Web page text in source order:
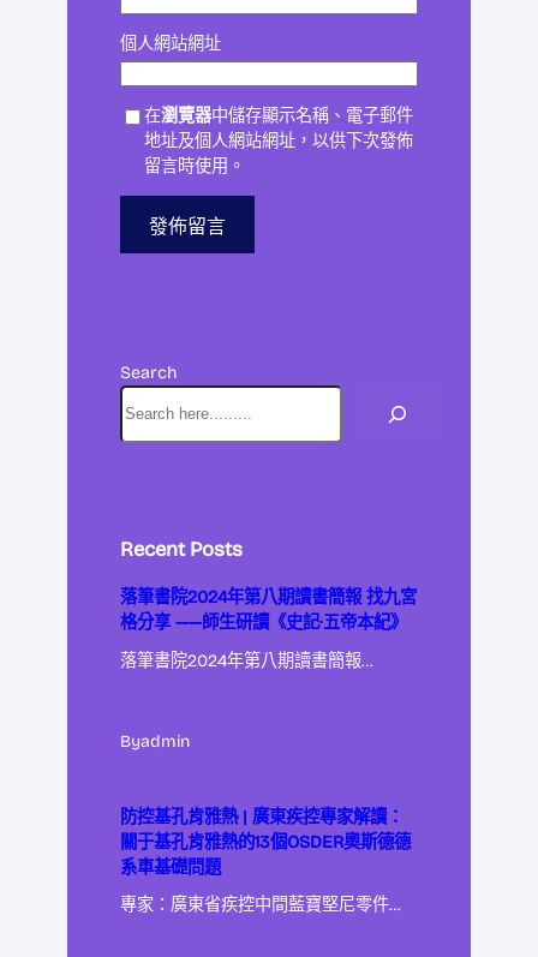
個人網站網址
在瀏覽器中儲存顯示名稱、電子郵件
地址及個人網站網址，以供下次發佈
留言時使用。
Search
Recent Posts
落筆書院2024年第八期讀書簡報 找九宮
格分享 ——師生研讀《史記·五帝本紀》
落筆書院2024年第八期讀書簡報…
Byadmin
防控基孔肯雅熱 | 廣東疾控專家解讀：
關于基孔肯雅熱的13個OSDER奧斯德德
系車基礎問題
專家：廣東省疾控中間藍寶堅尼零件…